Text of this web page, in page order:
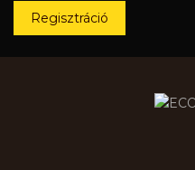
Regisztráció